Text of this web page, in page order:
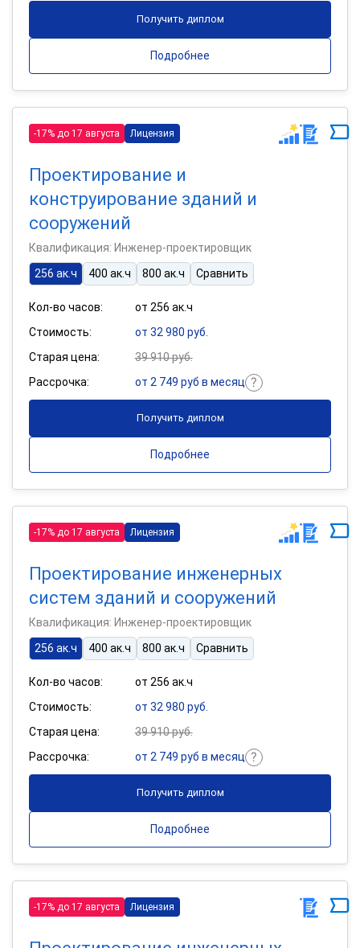
Получить диплом
Подробнее
-17% до 17 августа Лицензия
Проектирование и
конструирование зданий и
сооружений
Квалификация: Инженер-проектировщик
256 ак.ч
400 ак.ч 800 ак.ч Сравнить
Кол-во часов:
от 256 ак.ч
Стоимость:
от 32 980 руб.
Старая цена:
39 910 руб.
Рассрочка:
от 2 749 руб в месяц
Получить диплом
Подробнее
-17% до 17 августа Лицензия
Проектирование инженерных
систем зданий и сооружений
Квалификация: Инженер-проектировщик
256 ак.ч
400 ак.ч 800 ак.ч Сравнить
Кол-во часов:
от 256 ак.ч
Стоимость:
от 32 980 руб.
Старая цена:
39 910 руб.
Рассрочка:
от 2 749 руб в месяц
Получить диплом
Подробнее
-17% до 17 августа Лицензия